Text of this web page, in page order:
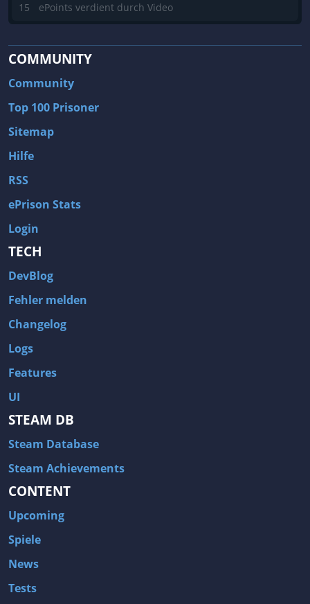
15 ePoints verdient durch Video
COMMUNITY
Community
Top 100 Prisoner
Sitemap
Hilfe
RSS
ePrison Stats
Login
TECH
DevBlog
Fehler melden
Changelog
Logs
Features
UI
STEAM DB
Steam Database
Steam Achievements
CONTENT
Upcoming
Spiele
News
Tests